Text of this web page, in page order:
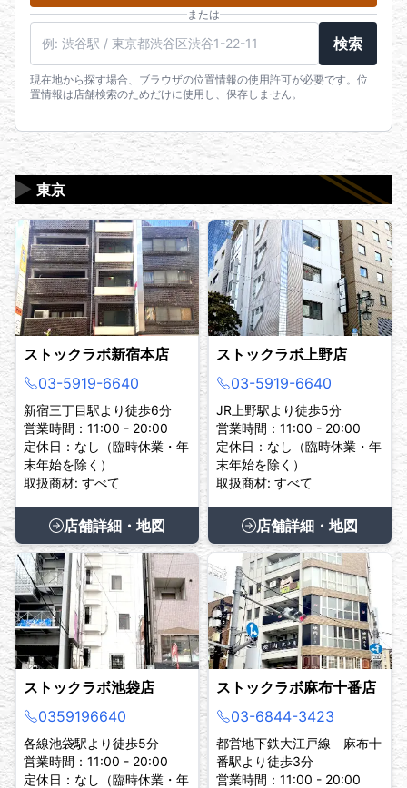
または
検索
現在地から探す場合、ブラウザの位置情報の使用許可が必要です。位
置情報は店舗検索のためだけに使用し、保存しません。
東京
▶
ストックラボ新宿本店
03-5919-6640
新宿三丁目駅より徒歩6分
営業時間：11:00 - 20:00
定休日：なし（臨時休業・年
末年始を除く）
取扱商材: すべて
店舗詳細・地図
ストックラボ上野店
03-5919-6640
JR上野駅より徒歩5分
営業時間：11:00 - 20:00
定休日：なし（臨時休業・年
末年始を除く）
取扱商材: すべて
店舗詳細・地図
ストックラボ池袋店
0359196640
各線池袋駅より徒歩5分
営業時間：11:00 - 20:00
定休日：なし（臨時休業・年
ストックラボ麻布十番店
03-6844-3423
都営地下鉄大江戸線 麻布十
番駅より徒歩3分
営業時間：11:00 - 20:00